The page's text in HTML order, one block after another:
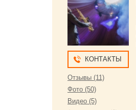
КОНТАКТЫ
Отзывы (11)
Фото (50)
Видео (5)